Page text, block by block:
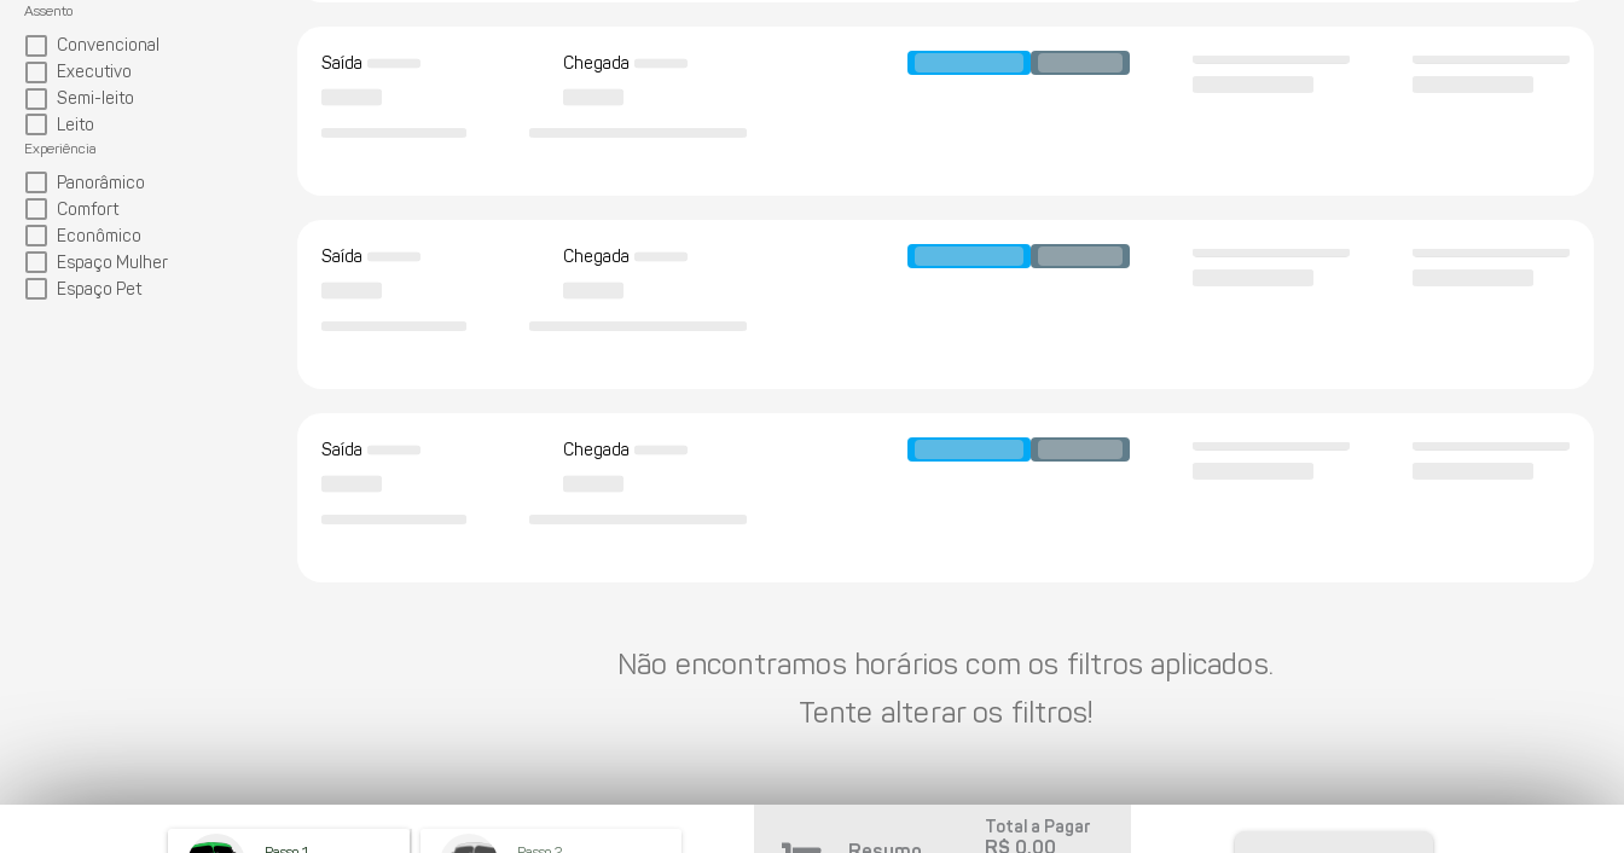
Assento
Convencional
Executivo
Semi-leito
Leito
Experiência
Panorâmico
Comfort
Econômico
Espaço Mulher
Espaço Pet
Saída Chegada
Saída Chegada
Saída Chegada
Não encontramos horários com os filtros aplicados.
Tente alterar os filtros!
Total a Pagar
R$ 0,00